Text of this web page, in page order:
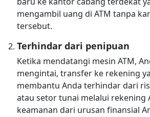
mengambil uang di ATM tanpa
tersebut.
Terhindar dari penipuan
Ketika mendatangi mesin ATM,
mengintai, transfer ke rekening
membantu Anda terhindar dari
atau setor tunai melalui rekening
keamanan dari urusan finansial